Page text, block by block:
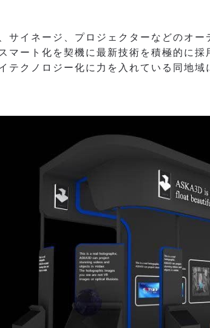
サイネージ、プロジェクターなどのオ
マート化を契機に最新技術を積極的に
テクノロジー化に力を入れている同地